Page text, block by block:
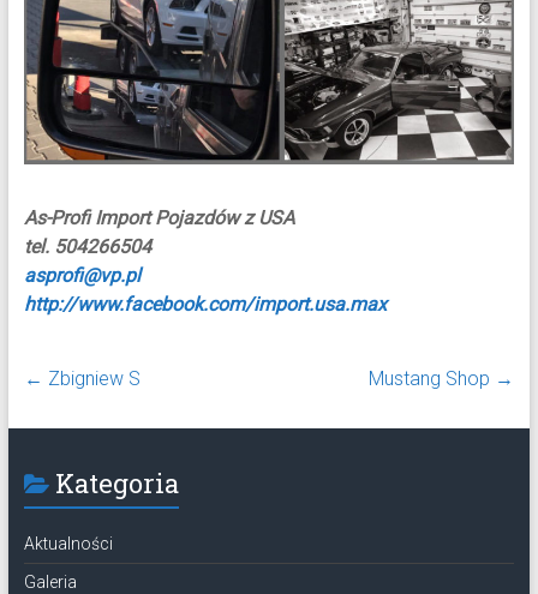
As-Profi Import Pojazdów z USA
tel. 504266504
asprofi@vp.pl
http://www.facebook.com/import.usa.max
← Zbigniew S Mustang Shop →
Kategoria
Aktualności
Galeria